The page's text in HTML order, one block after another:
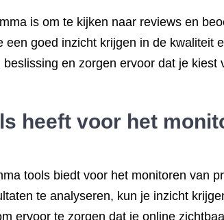
is om te kijken naar reviews en
goed inzicht krijgen in de kwaliteit
en zorgen ervoor dat je
heeft voor het
tools biedt voor het monitoren van
te analyseren, kun je inzicht
ervoor te zorgen dat je online